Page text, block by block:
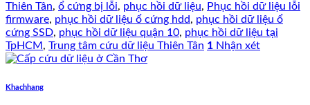
Thiên Tân, ổ cứng bị lỗi, phục hồi dữ liệu, Phục hồi dữ liệu lỗi
firmware, phục hồi dữ liệu ổ cứng hdd, phục hồi dữ liệu ổ
cứng SSD, phục hồi dữ liệu quận 10, phục hồi dữ liệu tại
TpHCM , Trung tâm cứu dữ liệu Thiên Tân 1 Nhận xét
Khachhang